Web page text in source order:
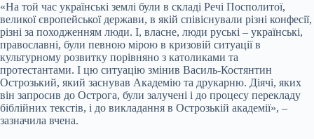
«На той час українські землі були в складі Речі Посполитої,
великої європейської держави, в якій співіснували різні конфесії,
різні за походженням люди. І, власне, люди руські – українські,
православні, були певною мірою в кризовій ситуації в
культурному розвитку порівняно з католиками та
протестантами. І цю ситуацію змінив Василь-Костянтин
Острозький, який заснував Академію та друкарню. Діячі, яких
він запросив до Острога, були залучені і до процесу перекладу
біблійних текстів, і до викладання в Острозькій академії», –
зазначила вчена.